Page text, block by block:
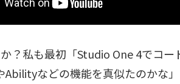
？私も最初「Studio One 4でコ
Abilityなどの機能を真似たのかな